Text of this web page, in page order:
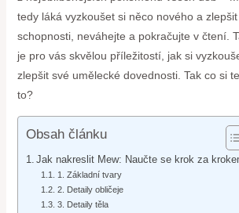
tedy láká vyzkoušet si něco nového a
schopnosti, neváhejte a pokračujte v čtení.
je pro vás skvělou příležitostí, jak si
zlepšit své umělecké dovednosti. Tak co si
to?
Obsah článku
Jak nakreslit Mew: Naučte se krok za
1. Základní tvary
2. Detaily obličeje
3. Detaily těla